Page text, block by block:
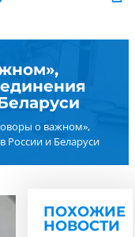
о важном»,
и Беларуси
ПОХОЖИЕ
НОВОСТИ